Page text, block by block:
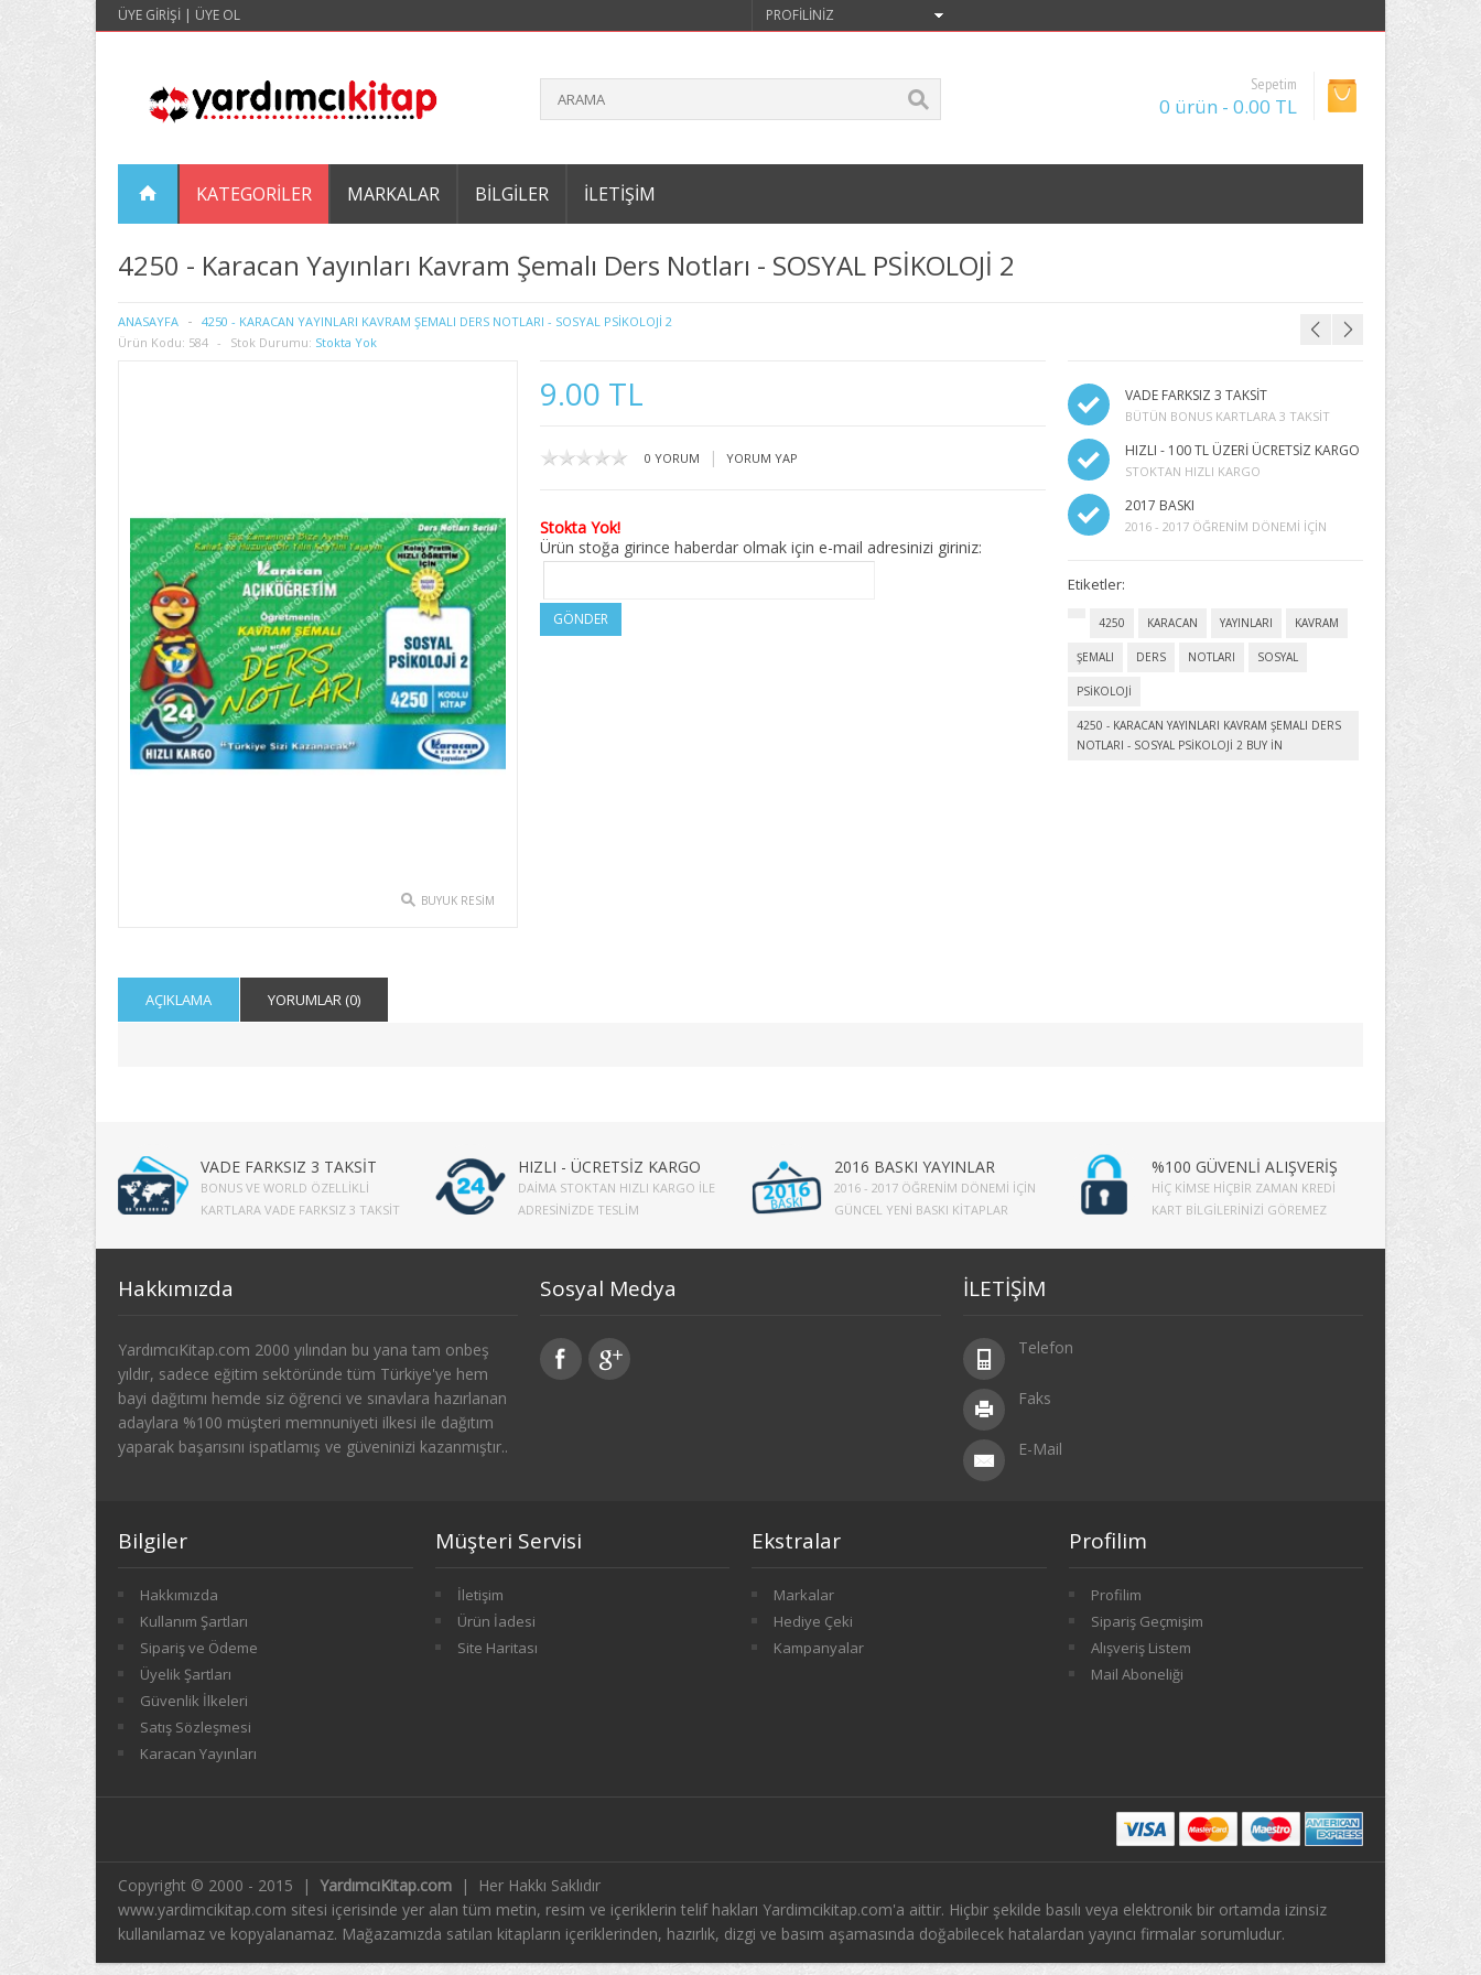
ÜYE GIRIŞI | ÜYE OL PROFILINIZ
Sepetim
0 ürün - 0.00 TL
KATEGORILER MARKALAR BILGILER İLETIŞIM
4250 - Karacan Yayınları Kavram Şemalı Ders Notları - SOSYAL PSİKOLOJİ 2
ANASAYFA
4250 - KARACAN YAYINLARI KAVRAM ŞEMALI DERS NOTLARI - SOSYAL PSİKOLOJİ 2
Ürün Kodu: 584 Stok Durumu: Stokta Yok
BUYUK RESIM
9.00 TL
0 YORUM |YORUM YAP
Stokta Yok!
Ürün stoğa girince haberdar olmak için e-mail adresinizi giriniz:
GÖNDER
VADE FARKSIZ 3 TAKSİT
BÜTÜN BONUS KARTLARA 3 TAKSIT
HIZLI - 100 TL ÜZERİ ÜCRETSİZ KARGO
STOKTAN HIZLI KARGO
2017 BASKI
2016 - 2017 ÖĞRENIM DÖNEMI İÇIN
Etiketler:
4250 KARACAN YAYINLARI KAVRAM
ŞEMALI DERS NOTLARI SOSYAL
PSİKOLOJİ
4250 - KARACAN YAYINLARI KAVRAM ŞEMALI DERS
NOTLARI - SOSYAL PSİKOLOJİ 2 BUY IN
AÇIKLAMA YORUMLAR (0)
VADE FARKSIZ 3 TAKSİT
BONUS VE WORLD ÖZELLIKLI
KARTLARA VADE FARKSIZ 3 TAKSIT
HIZLI - ÜCRETSİZ KARGO
DAIMA STOKTAN HIZLI KARGO İLE
ADRESINIZDE TESLIM
2016 BASKI YAYINLAR
2016 - 2017 ÖĞRENIM DÖNEMI İÇIN
GÜNCEL YENI BASKI KITAPLAR
%100 GÜVENLİ ALIŞVERİŞ
HIÇ KIMSE HIÇBIR ZAMAN KREDI
KART BILGILERINIZI GÖREMEZ
Hakkımızda
YardımcıKitap.com 2000 yılından bu yana tam onbeş
yıldır, sadece eğitim sektöründe tüm Türkiye'ye hem
bayi dağıtımı hemde siz öğrenci ve sınavlara hazırlanan
adaylara %100 müşteri memnuniyeti ilkesi ile dağıtım
yaparak başarısını ispatlamış ve güveninizi kazanmıştır..
Sosyal Medya İLETİŞİM
Telefon
Faks
E-Mail
Bilgiler
Hakkımızda
Kullanım Şartları
Sipariş ve Ödeme
Üyelik Şartları
Güvenlik İlkeleri
Satış Sözleşmesi
Karacan Yayınları
Müşteri Servisi
İletişim
Ürün İadesi
Site Haritası
Ekstralar
Markalar
Hediye Çeki
Kampanyalar
Profilim
Profilim
Sipariş Geçmişim
Alışveriş Listem
Mail Aboneliği
Copyright © 2000 - 2015 | YardımcıKitap.com
| Her Hakkı Saklıdır
www.yardimcikitap.com sitesi içerisinde yer alan tüm metin, resim ve içeriklerin telif hakları Yardimcikitap.com'a aittir. Hiçbir şekilde basılı veya elektronik bir ortamda izinsiz
kullanılamaz ve kopyalanamaz. Mağazamızda satılan kitapların içeriklerinden, hazırlık, dizgi ve basım aşamasında doğabilecek hatalardan yayıncı firmalar sorumludur.